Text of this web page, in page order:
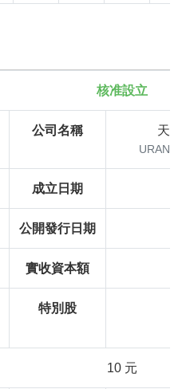
核准設立
公司名稱 天
成立日期
公開發行日期
實收資本額
特別股
10 元